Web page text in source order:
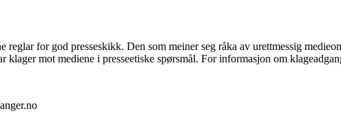
for god presseskikk. Den som meiner seg råka av urettmessig
mot mediene i presseetiske spørsmål. For informasjon om